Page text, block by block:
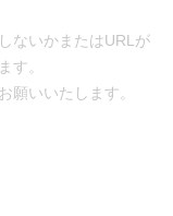
ないかまたはURLが
す。
願いいたします。